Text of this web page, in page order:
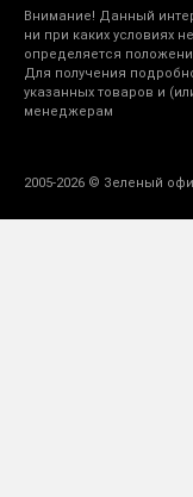
Внимание! Данный
ни при каких условиях
определяется
Для получения
указанных товаров и
менеджерам
2005-2026 © Зеленый